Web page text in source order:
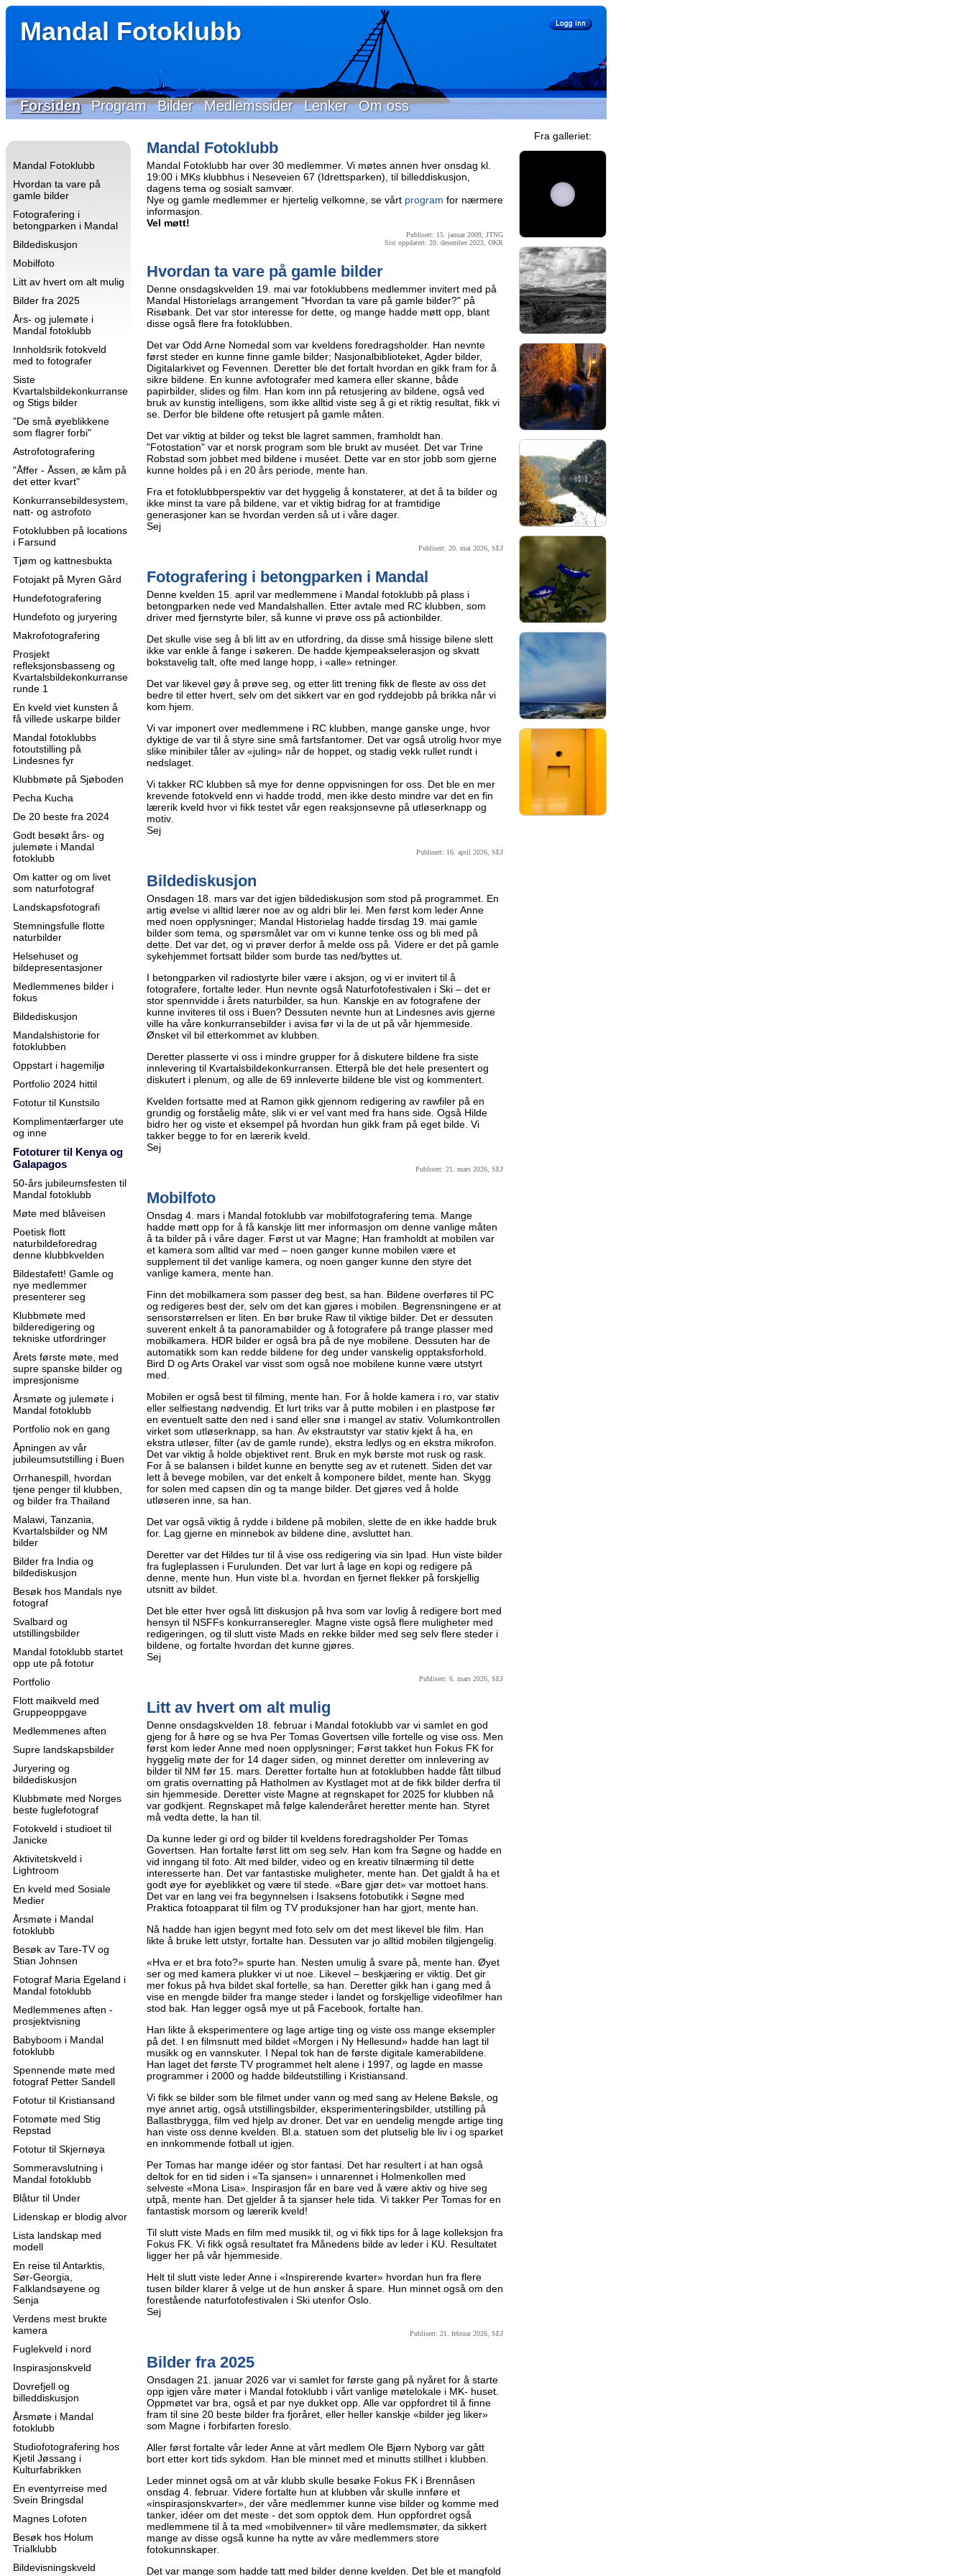
Mandal Fotoklubb
Forsiden Program Bilder Medlemssider Lenker Om oss
Mandal Fotoklubb
Hvordan ta vare på
gamle bilder
Fotografering i
betongparken i Mandal
Bildediskusjon
Mobilfoto
Litt av hvert om alt mulig
Bilder fra 2025
Års- og julemøte i
Mandal fotoklubb
Innholdsrik fotokveld
med to fotografer
Siste
Kvartalsbildekonkurranse
og Stigs bilder
"De små øyeblikkene
som flagrer forbi"
Astrofotografering
"Åffer - Åssen, æ kåm på
det etter kvart"
Konkurransebildesystem,
natt- og astrofoto
Fotoklubben på locations
i Farsund
Tjøm og kattnesbukta
Fotojakt på Myren Gård
Hundefotografering
Hundefoto og juryering
Makrofotografering
Prosjekt
refleksjonsbasseng og
Kvartalsbildekonkurranse
runde 1
En kveld viet kunsten å
få villede uskarpe bilder
Mandal fotoklubbs
fotoutstilling på
Lindesnes fyr
Klubbmøte på Sjøboden
Pecha Kucha
De 20 beste fra 2024
Godt besøkt års- og
julemøte i Mandal
fotoklubb
Om katter og om livet
som naturfotograf
Landskapsfotografi
Stemningsfulle flotte
naturbilder
Helsehuset og
bildepresentasjoner
Medlemmenes bilder i
fokus
Bildediskusjon
Mandalshistorie for
fotoklubben
Oppstart i hagemiljø
Portfolio 2024 hittil
Fototur til Kunstsilo
Komplimentærfarger ute
og inne
Fototurer til Kenya og
Galapagos
50-års jubileumsfesten til
Mandal fotoklubb
Møte med blåveisen
Poetisk flott
naturbildeforedrag
denne klubbkvelden
Bildestafett! Gamle og
nye medlemmer
presenterer seg
Klubbmøte med
bilderedigering og
tekniske utfordringer
Årets første møte, med
supre spanske bilder og
impresjonisme
Årsmøte og julemøte i
Mandal fotoklubb
Portfolio nok en gang
Åpningen av vår
jubileumsutstilling i Buen
Orrhanespill, hvordan
tjene penger til klubben,
og bilder fra Thailand
Malawi, Tanzania,
Kvartalsbilder og NM
bilder
Bilder fra India og
bildediskusjon
Besøk hos Mandals nye
fotograf
Svalbard og
utstillingsbilder
Mandal fotoklubb startet
opp ute på fototur
Portfolio
Flott maikveld med
Gruppeoppgave
Medlemmenes aften
Supre landskapsbilder
Juryering og
bildediskusjon
Klubbmøte med Norges
beste fuglefotograf
Fotokveld i studioet til
Janicke
Aktivitetskveld i
Lightroom
En kveld med Sosiale
Medier
Årsmøte i Mandal
fotoklubb
Besøk av Tare-TV og
Stian Johnsen
Fotograf Maria Egeland i
Mandal fotoklubb
Medlemmenes aften -
prosjektvisning
Babyboom i Mandal
fotoklubb
Spennende møte med
fotograf Petter Sandell
Fototur til Kristiansand
Fotomøte med Stig
Repstad
Fototur til Skjernøya
Sommeravslutning i
Mandal fotoklubb
Blåtur til Under
Lidenskap er blodig alvor
Lista landskap med
modell
En reise til Antarktis,
Sør-Georgia,
Falklandsøyene og
Senja
Verdens mest brukte
kamera
Fuglekveld i nord
Inspirasjonskveld
Dovrefjell og
billeddiskusjon
Årsmøte i Mandal
fotoklubb
Studiofotografering hos
Kjetil Jøssang i
Kulturfabrikken
En eventyrreise med
Svein Bringsdal
Magnes Lofoten
Besøk hos Holum
Trialklubb
Bildevisningskveld
Mandal Fotoklubb
Mandal Fotoklubb har over 30 medlemmer. Vi møtes annen hver onsdag kl.
19:00 i MKs klubbhus i Neseveien 67 (Idrettsparken), til billeddiskusjon,
dagens tema og sosialt samvær.
Nye og gamle medlemmer er hjertelig velkomne, se vårt program for nærmere
informasjon.
Vel møtt!
Publisert: 15. januar 2009, JTNG
Sist oppdatert: 20. desember 2023, OKR
Hvordan ta vare på gamle bilder
Denne onsdagskvelden 19. mai var fotoklubbens medlemmer invitert med på
Mandal Historielags arrangement "Hvordan ta vare på gamle bilder?" på
Risøbank. Det var stor interesse for dette, og mange hadde møtt opp, blant
disse også flere fra fotoklubben.
Det var Odd Arne Nomedal som var kveldens foredragsholder. Han nevnte
først steder en kunne finne gamle bilder; Nasjonalbiblioteket, Agder bilder,
Digitalarkivet og Fevennen. Deretter ble det fortalt hvordan en gikk fram for å
sikre bildene. En kunne avfotografer med kamera eller skanne, både
papirbilder, slides og film. Han kom inn på retusjering av bildene, også ved
bruk av kunstig intelligens, som ikke alltid viste seg å gi et riktig resultat, fikk vi
se. Derfor ble bildene ofte retusjert på gamle måten.
Det var viktig at bilder og tekst ble lagret sammen, framholdt han.
"Fotostation" var et norsk program som ble brukt av muséet. Det var Trine
Robstad som jobbet med bildene i muséet. Dette var en stor jobb som gjerne
kunne holdes på i en 20 års periode, mente han.
Fra et fotoklubbperspektiv var det hyggelig å konstaterer, at det å ta bilder og
ikke minst ta vare på bildene, var et viktig bidrag for at framtidige
generasjoner kan se hvordan verden så ut i våre dager.
Sej
Publisert: 20. mai 2026, SEJ
Fotografering i betongparken i Mandal
Denne kvelden 15. april var medlemmene i Mandal fotoklubb på plass i
betongparken nede ved Mandalshallen. Etter avtale med RC klubben, som
driver med fjernstyrte biler, så kunne vi prøve oss på actionbilder.
Det skulle vise seg å bli litt av en utfordring, da disse små hissige bilene slett
ikke var enkle å fange i søkeren. De hadde kjempeakselerasjon og skvatt
bokstavelig talt, ofte med lange hopp, i «alle» retninger.
Det var likevel gøy å prøve seg, og etter litt trening fikk de fleste av oss det
bedre til etter hvert, selv om det sikkert var en god ryddejobb på brikka når vi
kom hjem.
Vi var imponert over medlemmene i RC klubben, mange ganske unge, hvor
dyktige de var til å styre sine små fartsfantomer. Det var også utrolig hvor mye
slike minibiler tåler av «juling» når de hoppet, og stadig vekk rullet rundt i
nedslaget.
Vi takker RC klubben så mye for denne oppvisningen for oss. Det ble en mer
krevende fotokveld enn vi hadde trodd, men ikke desto mindre var det en fin
lærerik kveld hvor vi fikk testet vår egen reaksjonsevne på utløserknapp og
motiv.
Sej
Publisert: 16. april 2026, SEJ
Bildediskusjon
Onsdagen 18. mars var det igjen bildediskusjon som stod på programmet. En
artig øvelse vi alltid lærer noe av og aldri blir lei. Men først kom leder Anne
med noen opplysninger; Mandal Historielag hadde tirsdag 19. mai gamle
bilder som tema, og spørsmålet var om vi kunne tenke oss og bli med på
dette. Det var det, og vi prøver derfor å melde oss på. Videre er det på gamle
sykehjemmet fortsatt bilder som burde tas ned/byttes ut.
I betongparken vil radiostyrte biler være i aksjon, og vi er invitert til å
fotografere, fortalte leder. Hun nevnte også Naturfotofestivalen i Ski – det er
stor spennvidde i årets naturbilder, sa hun. Kanskje en av fotografene der
kunne inviteres til oss i Buen? Dessuten nevnte hun at Lindesnes avis gjerne
ville ha våre konkurransebilder i avisa før vi la de ut på vår hjemmeside.
Ønsket vil bil etterkommet av klubben.
Deretter plasserte vi oss i mindre grupper for å diskutere bildene fra siste
innlevering til Kvartalsbildekonkurransen. Etterpå ble det hele presentert og
diskutert i plenum, og alle de 69 innleverte bildene ble vist og kommentert.
Kvelden fortsatte med at Ramon gikk gjennom redigering av rawfiler på en
grundig og forståelig måte, slik vi er vel vant med fra hans side. Også Hilde
bidro her og viste et eksempel på hvordan hun gikk fram på eget bilde. Vi
takker begge to for en lærerik kveld.
Sej
Publisert: 21. mars 2026, SEJ
Mobilfoto
Onsdag 4. mars i Mandal fotoklubb var mobilfotografering tema. Mange
hadde møtt opp for å få kanskje litt mer informasjon om denne vanlige måten
å ta bilder på i våre dager. Først ut var Magne; Han framholdt at mobilen var
et kamera som alltid var med – noen ganger kunne mobilen være et
supplement til det vanlige kamera, og noen ganger kunne den styre det
vanlige kamera, mente han.
Finn det mobilkamera som passer deg best, sa han. Bildene overføres til PC
og redigeres best der, selv om det kan gjøres i mobilen. Begrensningene er at
sensorstørrelsen er liten. En bør bruke Raw til viktige bilder. Det er dessuten
suverent enkelt å ta panoramabilder og å fotografere på trange plasser med
mobilkamera. HDR bilder er også bra på de nye mobilene. Dessuten har de
automatikk som kan redde bildene for deg under vanskelig opptaksforhold.
Bird D og Arts Orakel var visst som også noe mobilene kunne være utstyrt
med.
Mobilen er også best til filming, mente han. For å holde kamera i ro, var stativ
eller selfiestang nødvendig. Et lurt triks var å putte mobilen i en plastpose før
en eventuelt satte den ned i sand eller snø i mangel av stativ. Volumkontrollen
virket som utløserknapp, sa han. Av ekstrautstyr var stativ kjekt å ha, en
ekstra utløser, filter (av de gamle runde), ekstra ledlys og en ekstra mikrofon.
Det var viktig å holde objektivet rent. Bruk en myk børste mot rusk og rask.
For å se balansen i bildet kunne en benytte seg av et rutenett. Siden det var
lett å bevege mobilen, var det enkelt å komponere bildet, mente han. Skygg
for solen med capsen din og ta mange bilder. Det gjøres ved å holde
utløseren inne, sa han.
Det var også viktig å rydde i bildene på mobilen, slette de en ikke hadde bruk
for. Lag gjerne en minnebok av bildene dine, avsluttet han.
Deretter var det Hildes tur til å vise oss redigering via sin Ipad. Hun viste bilder
fra fugleplassen i Furulunden. Det var lurt å lage en kopi og redigere på
denne, mente hun. Hun viste bl.a. hvordan en fjernet flekker på forskjellig
utsnitt av bildet.
Det ble etter hver også litt diskusjon på hva som var lovlig å redigere bort med
hensyn til NSFFs konkurranseregler. Magne viste også flere muligheter med
redigeringen, og til slutt viste Mads en rekke bilder med seg selv flere steder i
bildene, og fortalte hvordan det kunne gjøres.
Sej
Publisert: 6. mars 2026, SEJ
Litt av hvert om alt mulig
Denne onsdagskvelden 18. februar i Mandal fotoklubb var vi samlet en god
gjeng for å høre og se hva Per Tomas Govertsen ville fortelle og vise oss. Men
først kom leder Anne med noen opplysninger; Først takket hun Fokus FK for
hyggelig møte der for 14 dager siden, og minnet deretter om innlevering av
bilder til NM før 15. mars. Deretter fortalte hun at fotoklubben hadde fått tilbud
om gratis overnatting på Hatholmen av Kystlaget mot at de fikk bilder derfra til
sin hjemmeside. Deretter viste Magne at regnskapet for 2025 for klubben nå
var godkjent. Regnskapet må følge kalenderåret heretter mente han. Styret
må vedta dette, la han til.
Da kunne leder gi ord og bilder til kveldens foredragsholder Per Tomas
Govertsen. Han fortalte først litt om seg selv. Han kom fra Søgne og hadde en
vid inngang til foto. Alt med bilder, video og en kreativ tilnærming til dette
interesserte han. Det var fantastiske muligheter, mente han. Det gjaldt å ha et
godt øye for øyeblikket og være til stede. «Bare gjør det» var mottoet hans.
Det var en lang vei fra begynnelsen i Isaksens fotobutikk i Søgne med
Praktica fotoapparat til film og TV produksjoner han har gjort, mente han.
Nå hadde han igjen begynt med foto selv om det mest likevel ble film. Han
likte å bruke lett utstyr, fortalte han. Dessuten var jo alltid mobilen tilgjengelig.
«Hva er et bra foto?» spurte han. Nesten umulig å svare på, mente han. Øyet
ser og med kamera plukker vi ut noe. Likevel – beskjæring er viktig. Det gir
mer fokus på hva bildet skal fortelle, sa han. Deretter gikk han i gang med å
vise en mengde bilder fra mange steder i landet og forskjellige videofilmer han
stod bak. Han legger også mye ut på Facebook, fortalte han.
Han likte å eksperimentere og lage artige ting og viste oss mange eksempler
på det. I en filmsnutt med bildet «Morgen i Ny Hellesund» hadde han lagt til
musikk og en vannskuter. I Nepal tok han de første digitale kamerabildene.
Han laget det første TV programmet helt alene i 1997, og lagde en masse
programmer i 2000 og hadde bildeutstilling i Kristiansand.
Vi fikk se bilder som ble filmet under vann og med sang av Helene Bøksle, og
mye annet artig, også utstillingsbilder, eksperimenteringsbilder, utstilling på
Ballastbrygga, film ved hjelp av droner. Det var en uendelig mengde artige ting
han viste oss denne kvelden. Bl.a. statuen som det plutselig ble liv i og sparket
en innkommende fotball ut igjen.
Per Tomas har mange idéer og stor fantasi. Det har resultert i at han også
deltok for en tid siden i «Ta sjansen» i unnarennet i Holmenkollen med
selveste «Mona Lisa». Inspirasjon får en bare ved å være aktiv og hive seg
utpå, mente han. Det gjelder å ta sjanser hele tida. Vi takker Per Tomas for en
fantastisk morsom og lærerik kveld!
Til slutt viste Mads en film med musikk til, og vi fikk tips for å lage kolleksjon fra
Fokus FK. Vi fikk også resultatet fra Månedens bilde av leder i KU. Resultatet
ligger her på vår hjemmeside.
Helt til slutt viste leder Anne i «Inspirerende kvarter» hvordan hun fra flere
tusen bilder klarer å velge ut de hun ønsker å spare. Hun minnet også om den
forestående naturfotofestivalen i Ski utenfor Oslo.
Sej
Publisert: 21. februar 2026, SEJ
Bilder fra 2025
Onsdagen 21. januar 2026 var vi samlet for første gang på nyåret for å starte
opp igjen våre møter i Mandal fotoklubb i vårt vanlige møtelokale i MK- huset.
Oppmøtet var bra, også et par nye dukket opp. Alle var oppfordret til å finne
fram til sine 20 beste bilder fra fjoråret, eller heller kanskje «bilder jeg liker»
som Magne i forbifarten foreslo.
Aller først fortalte vår leder Anne at vårt medlem Ole Bjørn Nyborg var gått
bort etter kort tids sykdom. Han ble minnet med et minutts stillhet i klubben.
Leder minnet også om at vår klubb skulle besøke Fokus FK i Brennåsen
onsdag 4. februar. Videre fortalte hun at klubben vår skulle innføre et
«inspirasjonskvarter», der våre medlemmer kunne vise bilder og komme med
tanker, idéer om det meste - det som opptok dem. Hun oppfordret også
medlemmene til å ta med «mobilvenner» til våre medlemsmøter, da sikkert
mange av disse også kunne ha nytte av våre medlemmers store
fotokunnskaper.
Det var mange som hadde tatt med bilder denne kvelden. Det ble et mangfold
Fra galleriet: